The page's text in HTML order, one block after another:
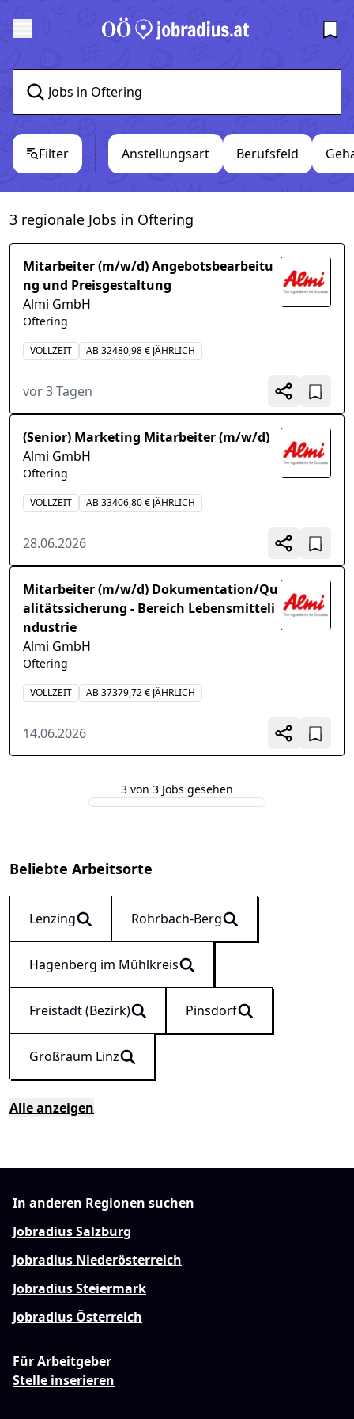
Filter Anstellungsart Berufsfeld
3 regionale Jobs in Oftering
Mitarbeiter (m/w/d) Angebotsbearbeitu
ng und Preisgestaltung
Almi GmbH
Oftering
VOLLZEIT AB 32480,98 € JÄHRLICH
vor 3 Tagen
(Senior) Marketing Mitarbeiter (m/w/d)
Almi GmbH
Oftering
VOLLZEIT AB 33406,80 € JÄHRLICH
28.06.2026
Mitarbeiter (m/w/d) Dokumentation/Qu
alitätssicherung - Bereich Lebensmitteli
ndustrie
Almi GmbH
Oftering
VOLLZEIT AB 37379,72 € JÄHRLICH
14.06.2026
3 von 3 Jobs gesehen
Beliebte Arbeitsorte
Lenzing Rohrbach-Berg
Hagenberg im Mühlkreis
Freistadt (Bezirk) Pinsdorf
Großraum Linz
Alle anzeigen
In anderen Regionen suchen
Jobradius Salzburg
Jobradius Niederösterreich
Jobradius Steiermark
Jobradius Österreich
Für Arbeitgeber
Stelle inserieren